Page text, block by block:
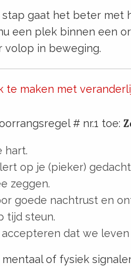
gaat het beter met
een plek binnen een
volop in beweging.
te maken met
# nr.1 toe:
hart.
op je (pieker)
zeggen.
goede nachtrust en
tijd steun.
dat we
of fysiek